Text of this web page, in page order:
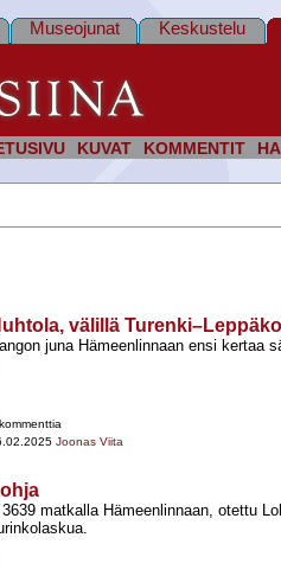
KUVAT KOMMENTIT
Museojunat Keskustelu
välillä
juna Hämeenlinnaan ensi kertaa
Joonas Viita
matkalla Hämeenlinnaan, otettu